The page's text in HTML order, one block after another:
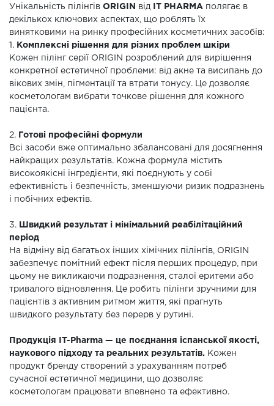
Унікальність пілінгів ORIGIN від IT PHARMA полягає в
декількох ключових аспектах, що роблять їх
винятковими на ринку професійних косметичних засобів:
1. Комплексні рішення для різних проблем шкіри
Кожен пілінг серії ORIGIN розроблений для вирішення
конкретної естетичної проблеми: від акне та висипань до
вікових змін, пігментації та втрати тонусу. Це дозволяє
косметологам вибрати точкове рішення для кожного
пацієнта.
2. Готові професійні формули
Всі засоби вже оптимально збалансовані для досягнення
найкращих результатів. Кожна формула містить
високоякісні інгредієнти, які поєднують у собі
ефективність і безпечність, зменшуючи ризик подразнень
і побічних ефектів.
3. Швидкий результат і мінімальний реабілітаційний
період
На відміну від багатьох інших хімічних пілінгів, ORIGIN
забезпечує помітний ефект після перших процедур, при
цьому не викликаючи подразнення, сталої еритеми або
тривалого відновлення. Це робить пілінги зручними для
пацієнтів з активним ритмом життя, які прагнуть
швидкого результату без перерв у рутині.
Продукція IT-Pharma — це поєднання іспанської якості,
наукового підходу та реальних результатів. Кожен
продукт бренду створений з урахуванням потреб
сучасної естетичної медицини, що дозволяє
косметологам працювати впевнено та ефективно.